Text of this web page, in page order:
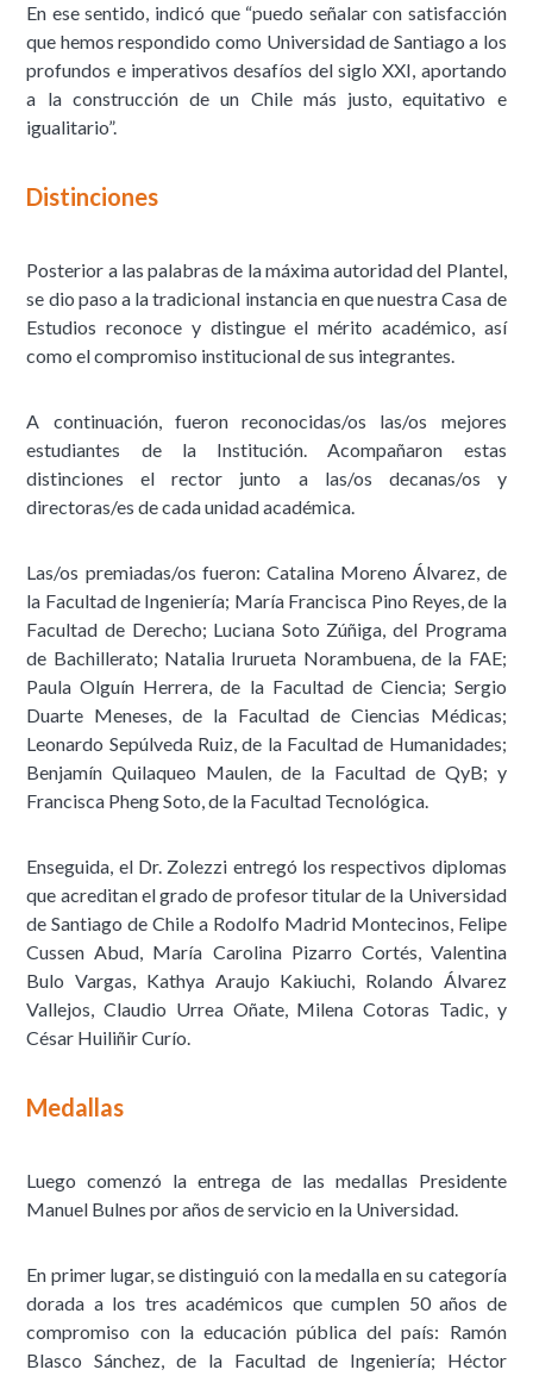
En ese sentido, indicó que “puedo señalar con satisfacción
que hemos respondido como Universidad de Santiago a los
profundos e imperativos desafíos del siglo XXI, aportando
a la construcción de un Chile más justo, equitativo e
igualitario”.
Distinciones
Posterior a las palabras de la máxima autoridad del Plantel,
se dio paso a la tradicional instancia en que nuestra Casa de
Estudios reconoce y distingue el mérito académico, así
como el compromiso institucional de sus integrantes.
A continuación, fueron reconocidas/os las/os mejores
estudiantes de la Institución. Acompañaron estas
distinciones el rector junto a las/os decanas/os y
directoras/es de cada unidad académica.
Las/os premiadas/os fueron: Catalina Moreno Álvarez, de
la Facultad de Ingeniería; María Francisca Pino Reyes, de la
Facultad de Derecho; Luciana Soto Zúñiga, del Programa
de Bachillerato; Natalia Irurueta Norambuena, de la FAE;
Paula Olguín Herrera, de la Facultad de Ciencia; Sergio
Duarte Meneses, de la Facultad de Ciencias Médicas;
Leonardo Sepúlveda Ruiz, de la Facultad de Humanidades;
Benjamín Quilaqueo Maulen, de la Facultad de QyB; y
Francisca Pheng Soto, de la Facultad Tecnológica.
Enseguida, el Dr. Zolezzi entregó los respectivos diplomas
que acreditan el grado de profesor titular de la Universidad
de Santiago de Chile a Rodolfo Madrid Montecinos, Felipe
Cussen Abud, María Carolina Pizarro Cortés, Valentina
Bulo Vargas, Kathya Araujo Kakiuchi, Rolando Álvarez
Vallejos, Claudio Urrea Oñate, Milena Cotoras Tadic, y
César Huiliñir Curío.
Medallas
Luego comenzó la entrega de las medallas Presidente
Manuel Bulnes por años de servicio en la Universidad.
En primer lugar, se distinguió con la medalla en su categoría
dorada a los tres académicos que cumplen 50 años de
compromiso con la educación pública del país: Ramón
Blasco Sánchez, de la Facultad de Ingeniería; Héctor